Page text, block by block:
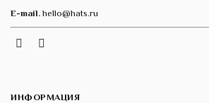
E-mail. hello@hats.ru
Instagram
ИНФОРМАЦИЯ